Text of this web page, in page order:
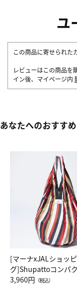
ユ
この商品に寄せられた
レビューはこの商品を
イン後、マイページ内
あなたへのおすすめ
[マーナxJALショッ
グ]Shupattoコンパ
Drop JAL客室乗務員
3,960円 （税込）